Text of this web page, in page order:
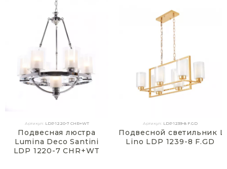
Артикул: LDP 1220-7 CHR+WT
Подвесная люстра
Lumina Deco Santini
LDP 1220-7 CHR+WT
Артикул: LDP 1239-8 F.GD
Подвесной светильник
Lino LDP 1239-8 F.GD